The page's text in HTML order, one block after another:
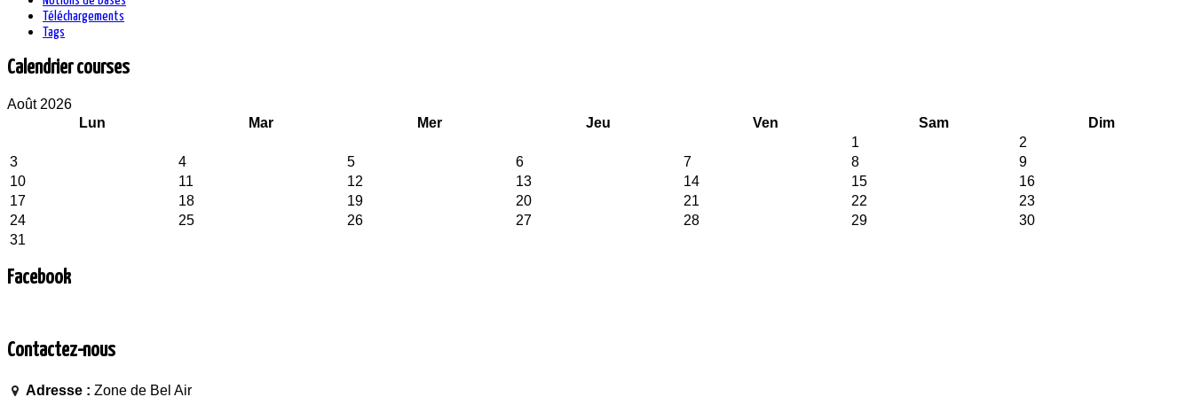
Téléchargements
Tags
Calendrier courses
Août 2026
Lun
Mar Mer Jeu Ven Sam
Dim
1
2
3
4 5 6 7 8
9
10
11 12 13 14 15
16
17
18 19 20 21 22
23
24
25 26 27 28 29
30
31
Facebook
Contactez-nous
Adresse : Zone de Bel Air